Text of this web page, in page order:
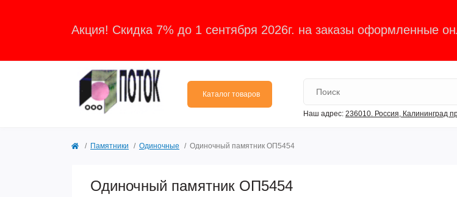
Акция! Скидка 7% до 1 сентября 2026г. на заказы оформленные
Каталог товаров
Наш адрес: 236010. Россия, Калининград
Памятники Одиночные Одиночный памятник ОП5454
Одиночный памятник ОП5454